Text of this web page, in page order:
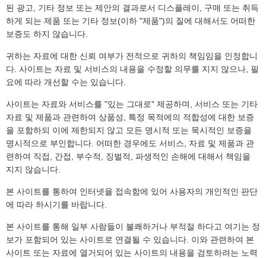
된 광고, 기타 정보 또는 제안의 결과로서 디스플레이, 구매 또는 취득
하게 되는 제품 또는 기타 정보(이하 "제품")의 질에 대해서도 어떠한
보증도 하지 않습니다.
귀하는 자료에 대한 신뢰 여부가 전적으로 귀하의 책임임을 인정합니
다. 사이트는 자료 및 서비스의 내용을 수정할 의무를 지지 않으나, 필
요에 따라 개선할 수는 있습니다.
사이트는 자료와 서비스를 "있는 그대로" 제공하며, 서비스 또는 기타
자료 및 제품과 관련하여 상품성, 특정 목적에의 적합성에 대한 보증
을 포함하되 이에 제한되지 않고 모든 명시적 또는 묵시적인 보증을
명시적으로 부인합니다. 어떠한 경우에도 서비스, 자료 및 제품과 관
련하여 직접, 간접, 부수적, 징벌적, 파생적인 손해에 대해서 책임을
지지 않습니다.
본 사이트를 통하여 인터넷을 접속함에 있어 사용자의 개인적인 판단
에 따라 하시기를 바랍니다.
본 사이트를 통해 일부 사람들이 불쾌하거나 부적절 하다고 여기는 정
보가 포함되어 있는 사이트로 연결될 수 있습니다. 이와 관련하여 본
사이트 또는 자료에 열거되어 있는 사이트의 내용을 검토하려는 노력